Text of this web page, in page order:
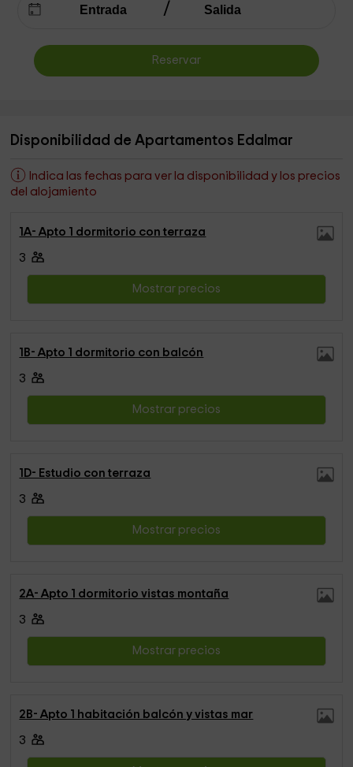
Reservar
Disponibilidad de Apartamentos Edalmar
Indica las fechas para ver la disponibilidad y los precios
del alojamiento
1A- Apto 1 dormitorio con terraza
3
Mostrar precios
1B- Apto 1 dormitorio con balcón
3
Mostrar precios
1D- Estudio con terraza
3
Mostrar precios
2A- Apto 1 dormitorio vistas montaña
3
Mostrar precios
2B- Apto 1 habitación balcón y vistas mar
3